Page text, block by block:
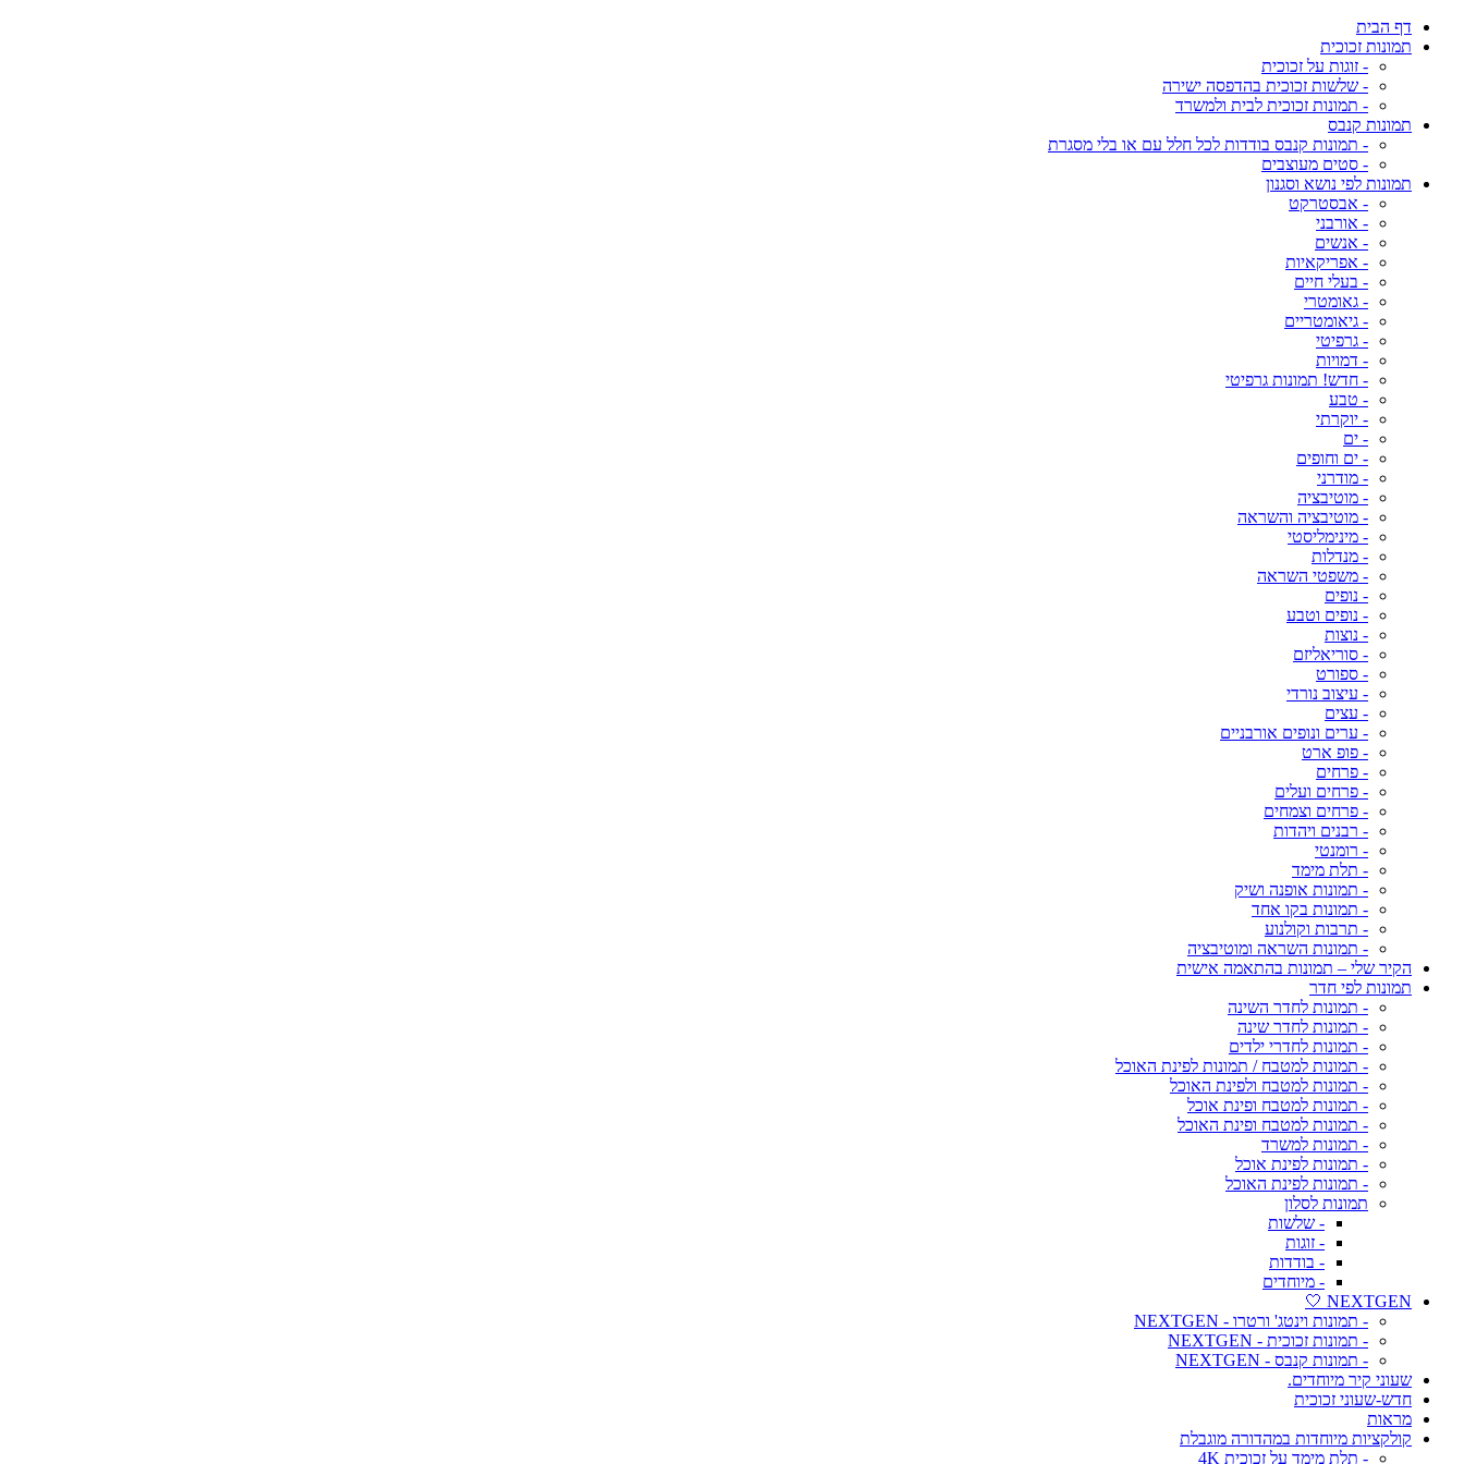
דף הבית
תמונות זכוכית
- זוגות על זכוכית
- שלשות זכוכית בהדפסה ישירה
- תמונות זכוכית לבית ולמשרד
תמונות קנבס
- תמונות קנבס בודדות לכל חלל עם או בלי מסגרת
- סטים מעוצבים
תמונות לפי נושא וסגנון
- אבסטרקט
- אורבני
- אנשים
- אפריקאיות
- בעלי חיים
- גאומטרי
- גיאומטריים
- גרפיטי
- דמויות
- חדש! תמונות גרפיטי
- טבע
- יוקרתי
- ים
- ים וחופים
- מודרני
- מוטיבציה
- מוטיבציה והשראה
- מינימליסטי
- מנדלות
- משפטי השראה
- נופים
- נופים וטבע
- נוצות
- סוריאליזם
- ספורט
- עיצוב נורדי
- עצים
- ערים ונופים אורבניים
- פופ ארט
- פרחים
- פרחים ועלים
- פרחים וצמחים
- רבנים ויהדות
- רומנטי
- תלת מימד
- תמונות אופנה ושיק
- תמונות בקו אחד
- תרבות וקולנוע
- תמונות השראה ומוטיבציה
הקיר שלי – תמונות בהתאמה אישית
תמונות לפי חדר
- תמונות לחדר השינה
- תמונות לחדר שינה
- תמונות לחדרי ילדים
- תמונות למטבח / תמונות לפינת האוכל
- תמונות למטבח ולפינת האוכל
- תמונות למטבח ופינת אוכל
- תמונות למטבח ופינת האוכל
- תמונות למשרד
- תמונות לפינת אוכל
- תמונות לפינת האוכל
תמונות לסלון
- שלשות
- זוגות
- בודדות
- מיוחדים
NEXTGEN 🤍
- תמונות וינטג' ורטרו - NEXTGEN
- תמונות זכוכית - NEXTGEN
- תמונות קנבס - NEXTGEN
שעוני קיר מיוחדים.
חדש-שעוני זכוכית
מראות
קולקציות מיוחדות במהדורה מוגבלת
- תלת מימד על זכוכית 4K